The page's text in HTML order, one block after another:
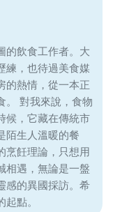
的飲食工作者。大
練，也待過美食媒
的熱情，從一本正
。 對我來說，食物
候，它藏在傳統市
陌生人溫暖的餐
烹飪理論，只想用
相遇，無論是一盤
感的異國採訪。希
點。